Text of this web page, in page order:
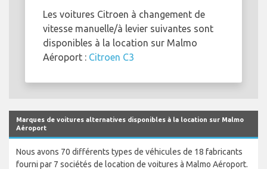
Les voitures Citroen à changement de
vitesse manuelle/à levier suivantes sont
disponibles à la location sur Malmo
Aéroport : Citroen C3
Marques de voitures alternatives disponibles à la location sur Malmo
Aéroport
Nous avons 70 différents types de véhicules de 18 fabricants
fourni par 7 sociétés de location de voitures à Malmo Aéroport.